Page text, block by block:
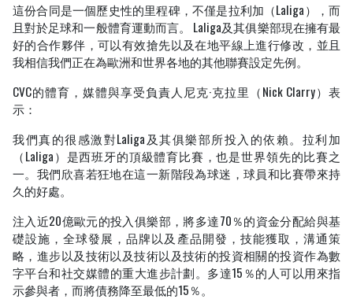
這份合同是一個歷史性的里程碑，不僅是拉利加（Laliga），而
且對於足球和一般體育運動而言。 Laliga及其俱樂部現在擁有最
好的合作夥伴，可以有效搶先以及在地平線上進行修改，並且
我相信我們正在為歐洲和世界各地的其他聯賽設定先例。
CVC的體育，媒體與享受負責人尼克·克拉里（Nick Clarry）表
示：
我們真的很感激對Laliga及其俱樂部所投入的依賴。拉利加
（Laliga）是西班牙的頂級體育比賽，也是世界領先的比賽之
一。我們欣喜若狂地在這一新階段為球迷，球員和比賽帶來持
久的好處。
注入近20億歐元的投入俱樂部，將多達70％的資金分配給與基
礎設施，全球發展，品牌以及產品開發，技能獲取，溝通策
略，進步以及技術以及技術以及技術的投資相關的投資作為數
字平台和社交媒體的重大進步計劃。多達15％的人可以用來指
示參與者，而將債務降至最低的15％。